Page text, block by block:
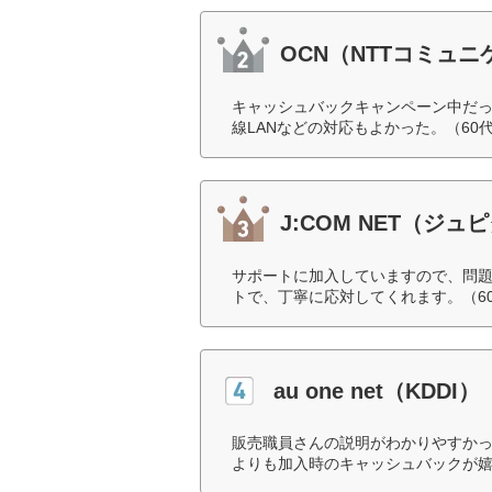
OCN（NTTコミュニ
キャッシュバックキャンペーン中だ
線LANなどの対応もよかった。（60
J:COM NET（ジュ
サポートに加入していますので、問
トで、丁寧に応対してくれます。（
au one net（KDDI）
販売職員さんの説明がわかりやすか
よりも加入時のキャッシュバックが